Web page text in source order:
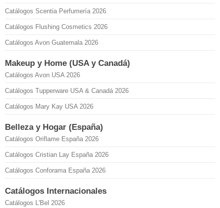
Catálogos Scentia Perfumería 2026
Catálogos Flushing Cosmetics 2026
Catálogos Avon Guatemala 2026
Makeup y Home (USA y Canadá)
Catálogos Avon USA 2026
Catálogos Tupperware USA & Canadá 2026
Catálogos Mary Kay USA 2026
Belleza y Hogar (España)
Catálogos Oriflame España 2026
Catálogos Cristian Lay España 2026
Catálogos Conforama España 2026
Catálogos Internacionales
Catálogos L'Bel 2026